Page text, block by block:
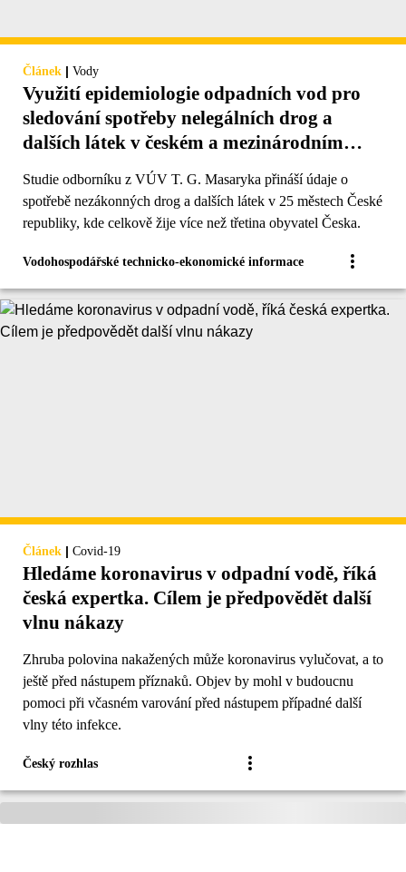
Článek | Vody
Využití epidemiologie odpadních vod pro
sledování spotřeby nelegálních drog a
dalších látek v českém a mezinárodním
Studie odborníku z VÚV T. G. Masaryka přináší údaje o
spotřebě nezákonných drog a dalších látek v 25 městech České
republiky, kde celkově žije více než třetina obyvatel Česka.
Vodohospodářské technicko-ekonomické informace
Článek | Covid-19
Hledáme koronavirus v odpadní vodě, říká
česká expertka. Cílem je předpovědět další
vlnu nákazy
Zhruba polovina nakažených může koronavirus vylučovat, a to
ještě před nástupem příznaků. Objev by mohl v budoucnu
pomoci při včasném varování před nástupem případné další
vlny této infekce.
Český rozhlas